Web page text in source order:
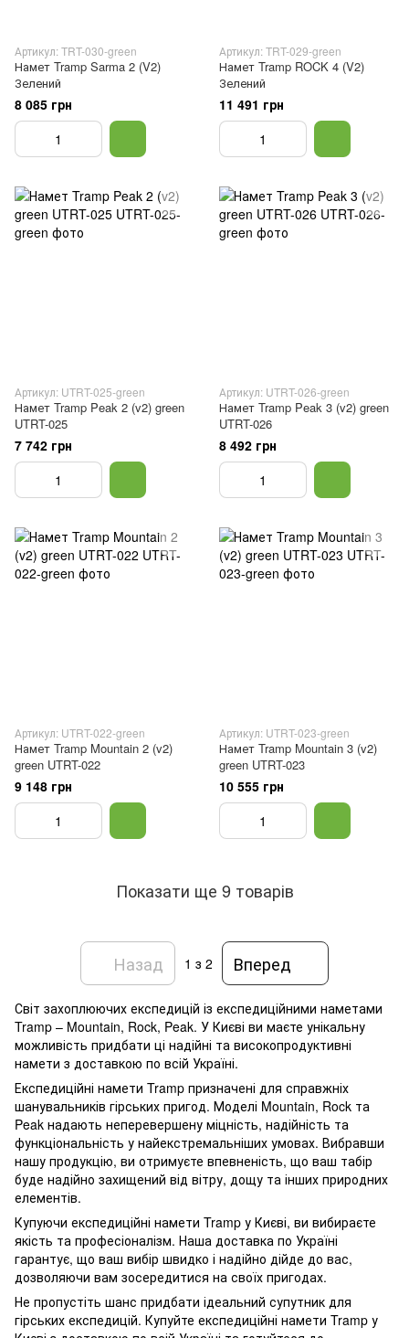
Артикул: TRT-030-green
Намет Tramp Sarma 2 (V2)
Зелений
8 085 грн
Артикул: TRT-029-green
Намет Tramp ROCK 4 (V2)
Зелений
11 491 грн
Артикул: UTRT-025-green
Намет Tramp Peak 2 (v2) green
UTRT-025
7 742 грн
Артикул: UTRT-026-green
Намет Tramp Peak 3 (v2) green
UTRT-026
8 492 грн
Артикул: UTRT-022-green
Намет Tramp Mountain 2 (v2)
green UTRT-022
9 148 грн
Артикул: UTRT-023-green
Намет Tramp Mountain 3 (v2)
green UTRT-023
10 555 грн
Показати ще 9 товарів
Назад 1 з 2 Вперед
Світ захоплюючих експедицій із експедиційними наметами
Tramp – Mountain, Rock, Peak. У Києві ви маєте унікальну
можливість придбати ці надійні та високопродуктивні
намети з доставкою по всій Україні.
Експедиційні намети Tramp призначені для справжніх
шанувальників гірських пригод. Моделі Mountain, Rock та
Peak надають неперевершену міцність, надійність та
функціональність у найекстремальніших умовах. Вибравши
нашу продукцію, ви отримуєте впевненість, що ваш табір
буде надійно захищений від вітру, дощу та інших природних
елементів.
Купуючи експедиційні намети Tramp у Києві, ви вибираєте
якість та професіоналізм. Наша доставка по Україні
гарантує, що ваш вибір швидко і надійно дійде до вас,
дозволяючи вам зосередитися на своїх пригодах.
Не пропустіть шанс придбати ідеальний супутник для
гірських експедицій. Купуйте експедиційні намети Tramp у